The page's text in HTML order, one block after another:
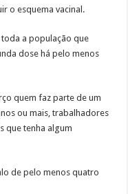
o esquema vacinal.
a população que
dose há pelo menos
quem faz parte de um
ou mais, trabalhadores
que tenha algum
de pelo menos quatro